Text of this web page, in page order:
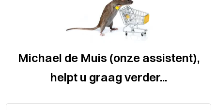
Michael de Muis (onze assistent),
helpt u graag verder...